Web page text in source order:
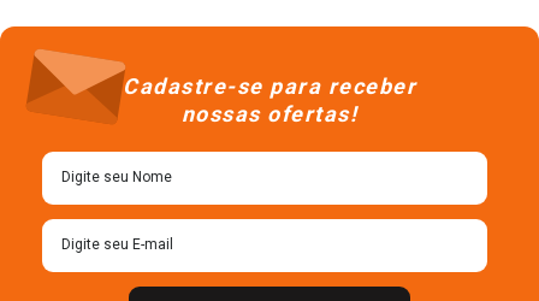
Cadastre-se para receber
nossas ofertas!